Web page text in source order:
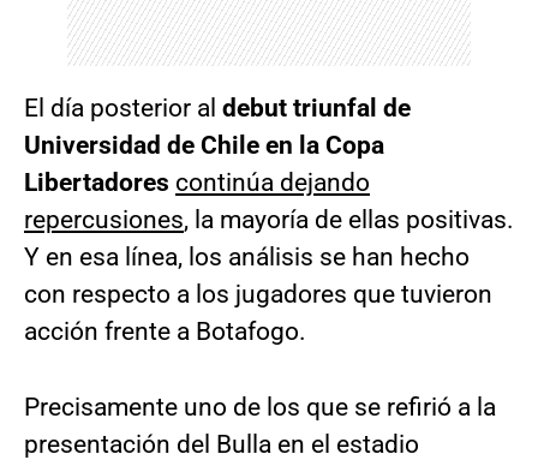
El día posterior al debut triunfal de
Universidad de Chile en la Copa
Libertadores continúa dejando
repercusiones, la mayoría de ellas positivas.
Y en esa línea, los análisis se han hecho
con respecto a los jugadores que tuvieron
acción frente a Botafogo.
Precisamente uno de los que se refirió a la
presentación del Bulla en el estadio